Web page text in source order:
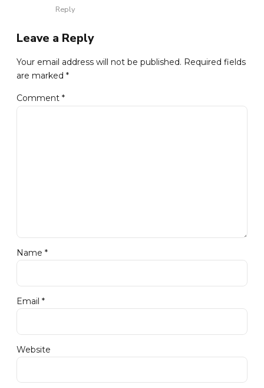
Reply
Leave a Reply
Your email address will not be published. Required fields
are marked *
Comment *
Name *
Email *
Website